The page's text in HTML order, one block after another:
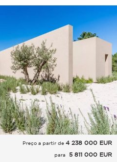
Preço a partir de 4 238 000 EUR
para
5 811 000 EUR